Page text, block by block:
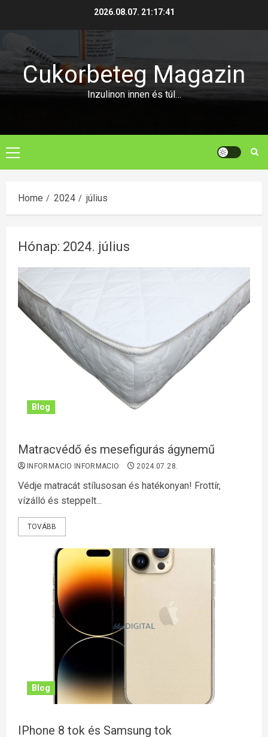
2026.08.07. 21:17:41
Cukorbeteg Magazin
Inzulinon innen és túl…
Primary
Menu
Home 2024 július
Hónap: 2024. július
Blog
Matracvédő és mesefigurás ágynemű
INFORMACIO INFORMACIO 2024.07.28.
Védje matracát stílusosan és hatékonyan! Frottír,
vízálló és steppelt...
TOVÁBB
Blog
IPhone 8 tok és Samsung tok